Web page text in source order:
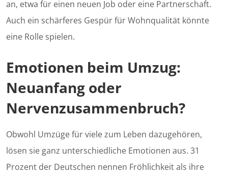
an, etwa für einen neuen Job oder eine Partnerschaft.
Auch ein schärferes Gespür für Wohnqualität könnte
eine Rolle spielen.
Emotionen beim Umzug:
Neuanfang oder
Nervenzusammenbruch?
Obwohl Umzüge für viele zum Leben dazugehören,
lösen sie ganz unterschiedliche Emotionen aus. 31
Prozent der Deutschen nennen Fröhlichkeit als ihre